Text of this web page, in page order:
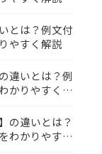
とは？例文付
やすく解説
違いとは？例
かりやすく解
の違いとは？
わかりやすく